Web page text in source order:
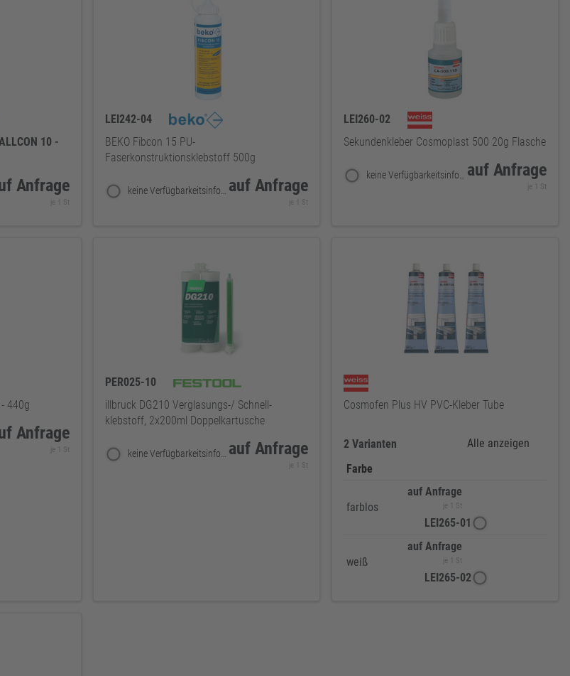
10 -
Anfrage
je 1 St
LEI242-04
BEKO Fibcon 15 PU-
Faserkonstruktionsklebstoff 500g
keine Verfügbarkeitsinformationen auf Anfrage
je 1 St
LEI260-02
Sekundenkleber Cosmoplast 500 20g Flasche
keine Verfügbarkeitsinformationen auf Anfrage
je 1 St
440g
Anfrage
je 1 St
PER025-10
illbruck DG210 Verglasungs-/ Schnell-
klebstoff, 2x200ml Doppelkartusche
keine Verfügbarkeitsinformationen auf Anfrage
je 1 St
Cosmofen Plus HV PVC-Kleber Tube
2 Varianten
Alle anzeigen
Farbe
farblos
auf Anfrage
je 1 St
LEI265-01
weiß
auf Anfrage
je 1 St
LEI265-02